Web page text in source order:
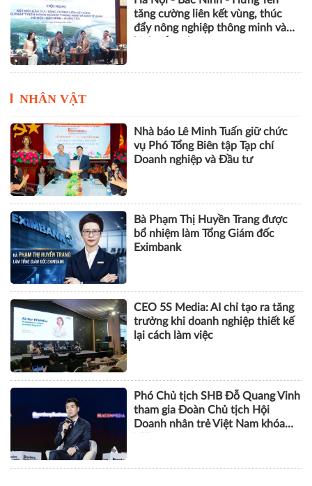
Khởi động dự án SMS-MP, góp
phần bảo vệ tầng ozone và giảm
phát thải khí nhà kính
kinh tế xanh
NHÂN VẬT
Nhà báo Lê Minh Tuấn giữ chức
vụ Phó Tổng Biên tập Tạp chí
Doanh nghiệp và Đầu tư
Bà Phạm Thị Huyền Trang được
bổ nhiệm làm Tổng Giám đốc
Eximbank
CEO 5S Media: AI chỉ tạo ra tăng
trưởng khi doanh nghiệp thiết kế
lại cách làm việc